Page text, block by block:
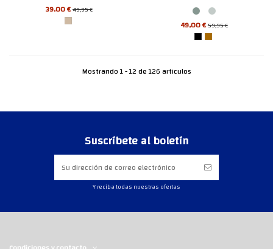
39,00 €49,95 €
49,00 €59,95 €
Mostrando 1 - 12 de 126 articulos
Suscríbete al boletín
Y reciba todas nuestras ofertas